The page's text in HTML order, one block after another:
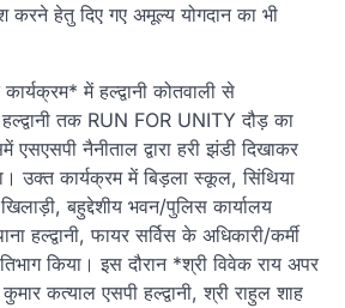
हेतु दिए गए अमूल्य योगदान का भी
में हल्द्वानी कोतवाली से
तक RUN FOR UNITY दौड़ का
नैनीताल द्वारा हरी झंडी दिखाकर
उक्त कार्यक्रम में बिड़ला स्कूल, सिंथिया
बहुद्देशीय भवन/पुलिस कार्यालय
हल्द्वानी, फायर सर्विस के अधिकारी/कर्मी
किया। इस दौरान *श्री विवेक राय अपर
कत्याल एसपी हल्द्वानी, श्री राहुल शाह